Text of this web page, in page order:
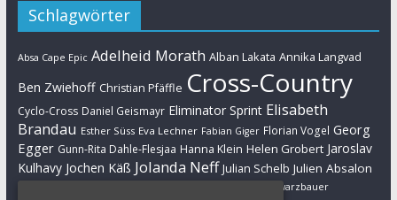
Schlagwörter
Absa Cape Epic Adelheid Morath Alban Lakata Annika Langvad
Ben Zwiehoff Christian Pfäffle Cross-Country
Cyclo-Cross Daniel Geismayr Eliminator Sprint Elisabeth
Brandau Esther Süss Eva Lechner Fabian Giger Florian Vogel Georg
Egger Gunn-Rita Dahle-Flesjaa Hanna Klein Helen Grobert Jaroslav
Kulhavy Jochen Käß Jolanda Neff Julian Schelb Julien Absalon
Karl Platt
Luca Schwarzbauer